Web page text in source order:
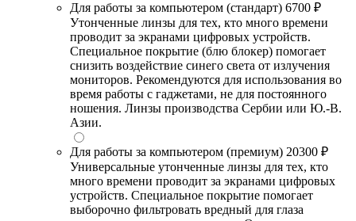
Для работы за компьютером (стандарт) 6700 ₽
Утонченные линзы для тех, кто много времени
проводит за экранами цифровых устройств.
Специальное покрытие (блю блокер) помогает
снизить воздействие синего света от излучения
мониторов. Рекомендуются для использования во
время работы с гаджетами, не для постоянного
ношения. Линзы производства Сербии или Ю.-В.
Азии.
Для работы за компьютером (премиум) 20300 ₽
Универсальные утонченные линзы для тех, кто
много времени проводит за экранами цифровых
устройств. Специальное покрытие помогает
выборочно фильтровать вредный для глаза